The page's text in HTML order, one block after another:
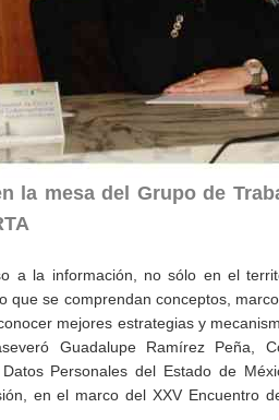
la mesa del Grupo de
a la información, no sólo en el
se comprendan conceptos,
mejores estrategias y
Guadalupe Ramírez Peña,
Personales del Estado de
en el marco del XXV Encuentro